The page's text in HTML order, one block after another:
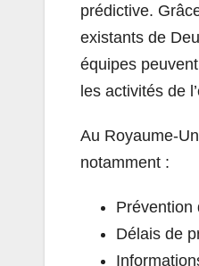
prédictive.
existants de
équipes
les activités de
Au Royaume-
notamment :
Prévention
Délais de